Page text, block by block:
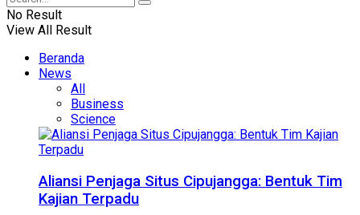
No Result
View All Result
Beranda
News
All
Business
Science
Aliansi Penjaga Situs Cipujangga: Bentuk Tim
Kajian Terpadu